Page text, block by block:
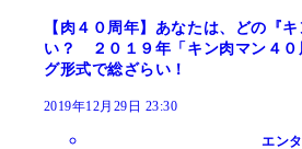
【肉４０周年】あなたは、どの『
い？ ２０１９年「キン肉マン４０
グ形式で総ざらい！
2019年12月29日 23:30
エン